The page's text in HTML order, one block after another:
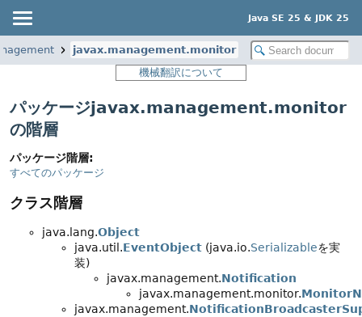
Java SE 25 & JDK 25
javax.management.monitor
機械翻訳について
パッケージjavax.management.monitor
の階層
パッケージ階層:
すべてのパッケージ
クラス階層
java.lang.Object
java.util.EventObject (java.io.Serializableを実
装)
javax.management.Notification
javax.management.monitor.
javax.management.